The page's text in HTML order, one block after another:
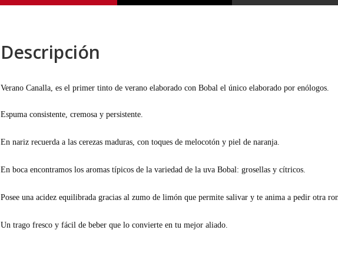
Descripción
Verano Canalla, es el primer tinto de verano elaborado con Bobal el único elaborado por enólogos.
Espuma consistente, cremosa y persistente.
En nariz recuerda a las cerezas maduras, con toques de melocotón y piel de naranja.
En boca encontramos los aromas típicos de la variedad de la uva Bobal: grosellas y cítricos.
Posee una acidez equilibrada gracias al zumo de limón que permite salivar y te anima a pedir otra
Un trago fresco y fácil de beber que lo convierte en tu mejor aliado.